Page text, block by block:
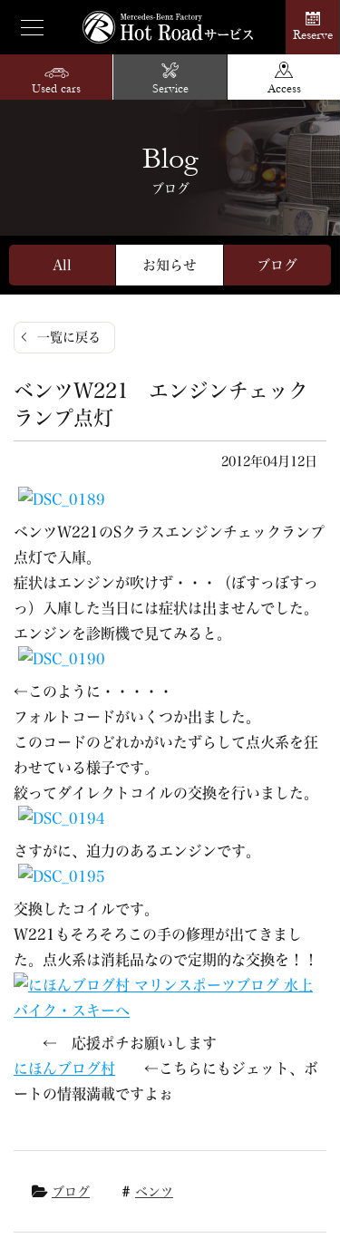
Reserve
Used cars Service Access
Blog
ブログ
All お知らせ ブログ
一覧に戻る
ベンツW221 エンジンチェック
ランプ点灯
2012年04月12日
ベンツW221のSクラスエンジンチェックランプ
点灯で入庫。
症状はエンジンが吹けず・・・（ぼすっぼすっ
っ）入庫した当日には症状は出ませんでした。
エンジンを診断機で見てみると。
←このように・・・・・
フォルトコードがいくつか出ました。
このコードのどれかがいたずらして点火系を狂
わせている様子です。
絞ってダイレクトコイルの交換を行いました。
さすがに、迫力のあるエンジンです。
交換したコイルです。
W221もそろそろこの手の修理が出てきまし
た。点火系は消耗品なので定期的な交換を！！
← 応援ポチお願いします
にほんブログ村 ←こちらにもジェット、ボ
ートの情報満載ですよぉ
ブログ ベンツ